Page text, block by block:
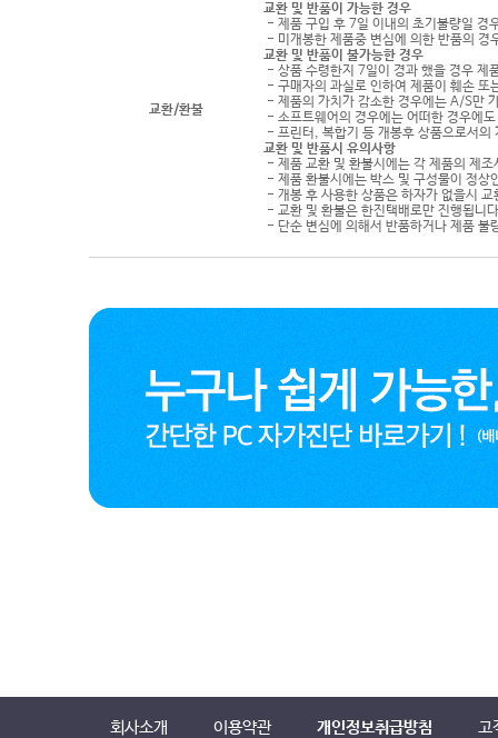
교환/환불
교환 및 반품이 가능한 경우
- 제품 구입 후 7일 이내의 초기불량일 경
- 미개봉한 제품중 변심에 의한 반품의 경
교환 및 반품이 불가능한 경우
- 상품 수령한지 7일이 경과 했을 경우 제
- 구매자의 과실로 인하여 제품이 훼손 또
- 제품의 가치가 감소한 경우에는 A/S만
- 소프트웨어의 경우에는 어떠한 경우에
- 프린터, 복합기 등 개봉후 상품으로서의
교환 및 반품시 유의사항
- 제품 교환 및 환불시에는 각 제품의 제
- 제품 환불시에는 박스 및 구성물이 정상
- 개봉 후 사용한 상품은 하자가 없을시
- 교환 및 환불은 한진택배로만 진행됩니
- 단순 변심에 의해서 반품하거나 제품
회사소개 이용약관 개인정보취급방침 고